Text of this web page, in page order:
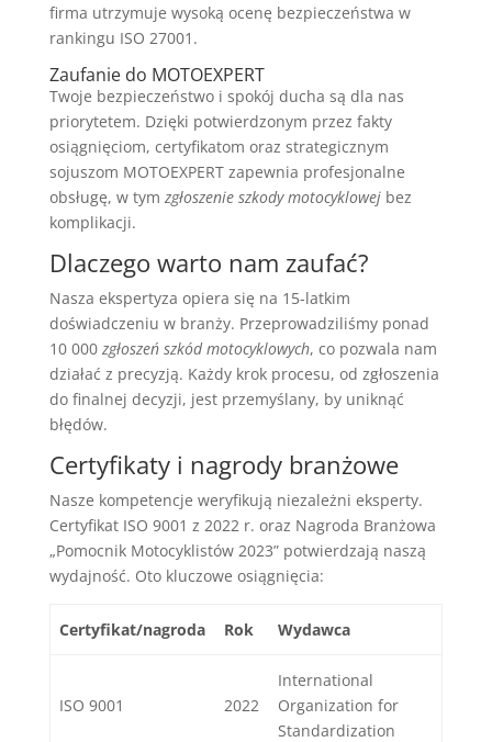
firma utrzymuje wysoką ocenę bezpieczeństwa w
rankingu ISO 27001.
Zaufanie do MOTOEXPERT
Twoje bezpieczeństwo i spokój ducha są dla nas
priorytetem. Dzięki potwierdzonym przez fakty
osiągnięciom, certyfikatom oraz strategicznym
sojuszom MOTOEXPERT zapewnia profesjonalne
obsługę, w tym zgłoszenie szkody motocyklowejbez
komplikacji.
Dlaczego warto nam zaufać?
Nasza ekspertyza opiera się na 15-latkim
doświadczeniu w branży. Przeprowadziliśmy ponad
10 000 zgłoszeń szkód motocyklowych, co pozwala nam
działać z precyzją. Każdy krok procesu, od zgłoszenia
do finalnej decyzji, jest przemyślany, by uniknąć
błędów.
Certyfikaty i nagrody branżowe
Nasze kompetencje weryfikują niezależni eksperty.
Certyfikat ISO 9001 z 2022 r. oraz Nagroda Branżowa
„Pomocnik Motocyklistów 2023” potwierdzają naszą
wydajność. Oto kluczowe osiągnięcia:
Certyfikat/nagroda Rok Wydawca
ISO 9001 2022
International
Organization for
Standardization